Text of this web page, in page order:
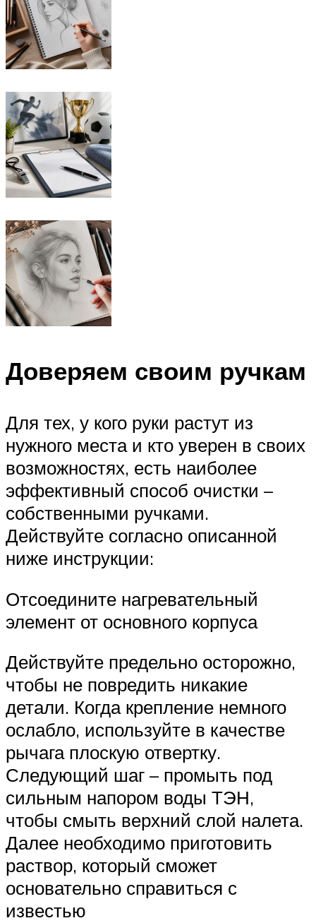
Доверяем своим ручкам
Для тех, у кого руки растут из
нужного места и кто уверен в своих
возможностях, есть наиболее
эффективный способ очистки –
собственными ручками.
Действуйте согласно описанной
ниже инструкции:
Отсоедините нагревательный
элемент от основного корпуса
Действуйте предельно осторожно,
чтобы не повредить никакие
детали. Когда крепление немного
ослабло, используйте в качестве
рычага плоскую отвертку.
Следующий шаг – промыть под
сильным напором воды ТЭН,
чтобы смыть верхний слой налета.
Далее необходимо приготовить
раствор, который сможет
основательно справиться с
известью